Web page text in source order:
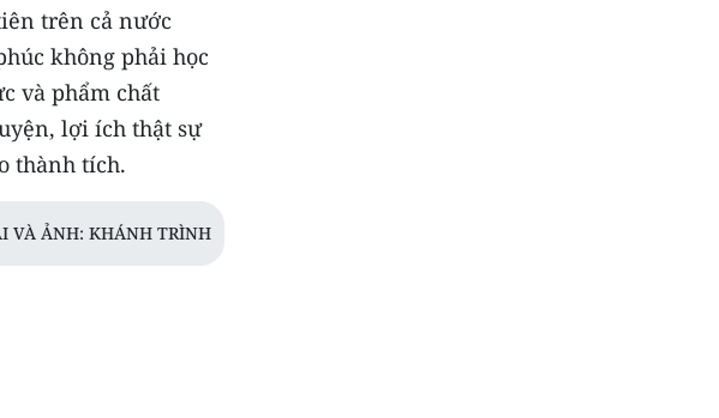
trên cả nước
không phải học
và phẩm chất
lợi ích thật sự
thành tích.
VÀ ẢNH: KHÁNH TRÌNH